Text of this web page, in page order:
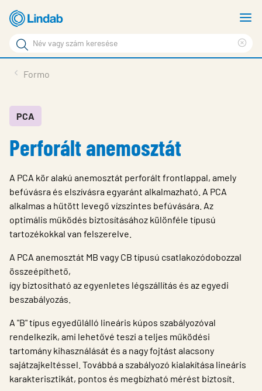
tartalomhoz
Keresési
kifejezés
Oldalak
keresése
Támogatás
Lindabról
Kapcsolat
Choose languge
Hungary
Formo
PCA
Perforált anemosztát
A PCA kör alakú anemosztát perforált frontlappal, amely
befúvásra és elszívásra egyaránt alkalmazható. A PCA
alkalmas a hűtött levegő vízszintes befúvására. Az
optimális működés biztosításához különféle típusú
tartozékokkal van felszerelve.
A PCA anemosztát MB vagy CB típusú csatlakozódobozzal
összeépíthető,
így biztosítható az egyenletes légszállítás és az egyedi
beszabályozás.
A "B" típus egyedülálló lineáris kúpos szabályozóval
rendelkezik, ami lehetővé teszi a teljes működési
tartomány kihasználását és a nagy fojtást alacsony
sajátzajkeltéssel. Továbbá a szabályozó kialakítása lineáris
karakterisztikát, pontos és megbízható mérést biztosít.